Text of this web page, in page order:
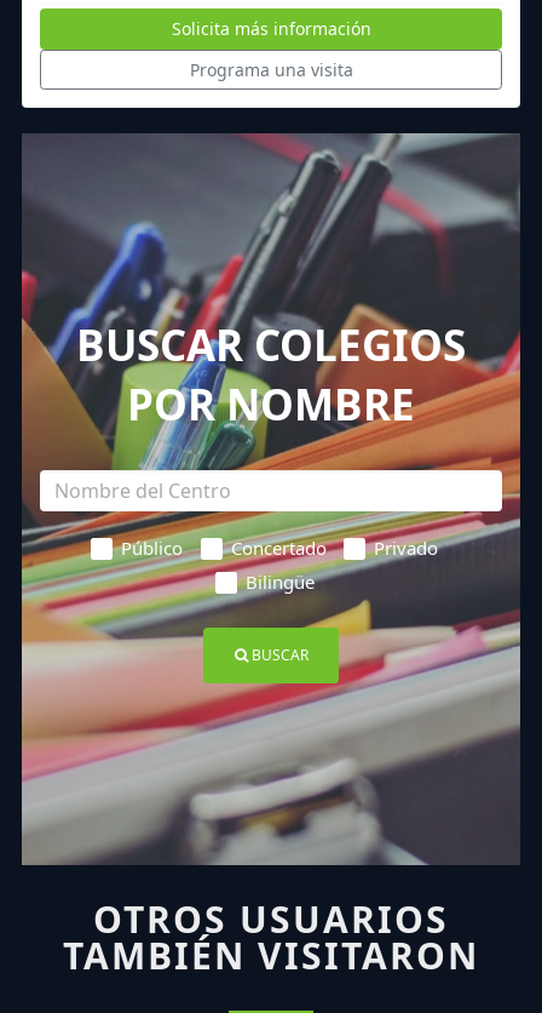
Solicita más información
Programa una visita
BUSCAR COLEGIOS
POR NOMBRE
Público Concertado
Privado
Bilingüe
BUSCAR
OTROS USUARIOS
TAMBIÉN VISITARON